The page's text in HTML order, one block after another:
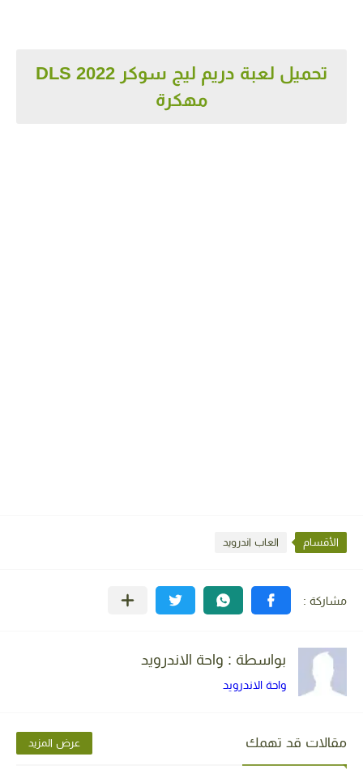
تحميل لعبة دريم ليج سوكر 2022 DLS
مهكرة
الأقسام العاب اندرويد
بواسطة : واحة الاندرويد
واحة الاندرويد
مقالات قد تهمك عرض المزيد